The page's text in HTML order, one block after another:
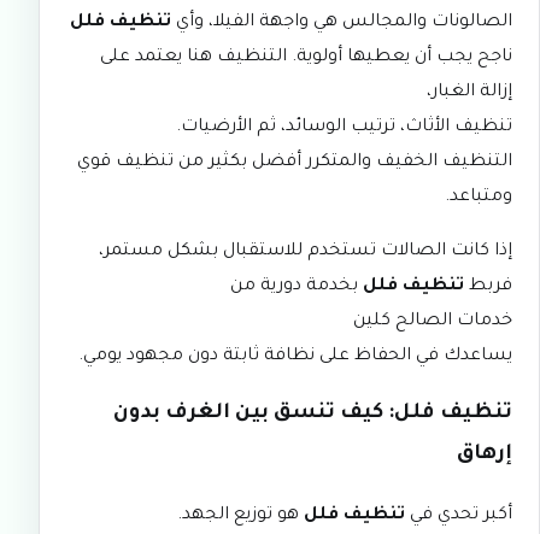
الصالونات والمجالس هي واجهة الفيلا، وأي تنظيف فلل
ناجح يجب أن يعطيها أولوية. التنظيف هنا يعتمد على
إزالة الغبار،
تنظيف الأثاث، ترتيب الوسائد، ثم الأرضيات.
التنظيف الخفيف والمتكرر أفضل بكثير من تنظيف قوي
ومتباعد.
إذا كانت الصالات تستخدم للاستقبال بشكل مستمر،
فربط تنظيف فلل بخدمة دورية من
خدمات الصالح كلين
يساعدك في الحفاظ على نظافة ثابتة دون مجهود يومي.
تنظيف فلل: كيف تنسق بين الغرف بدون
إرهاق
أكبر تحدي في تنظيف فلل هو توزيع الجهد.